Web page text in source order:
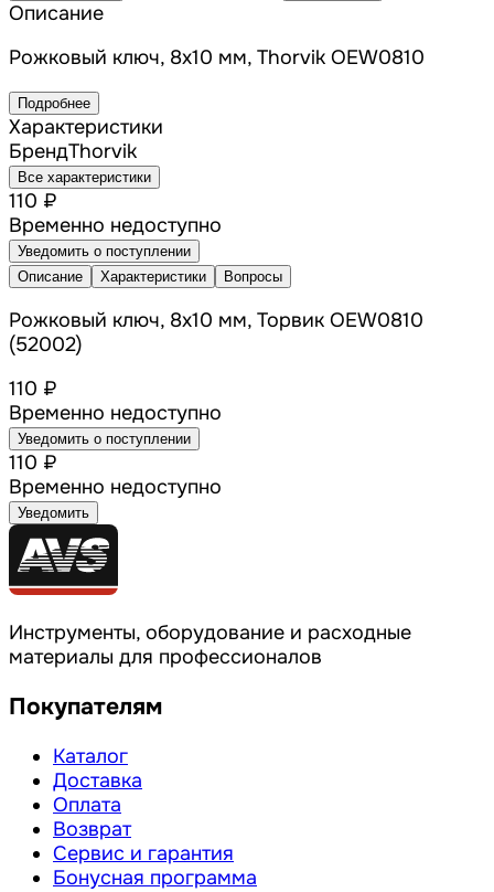
Описание
Рожковый ключ, 8x10 мм, Thorvik OEW0810
Подробнее
Характеристики
БрендThorvik
Все характеристики
110 ₽
Временно недоступно
Уведомить о поступлении
Описание
Характеристики Вопросы
Рожковый ключ, 8x10 мм, Торвик OEW0810
(52002)
110 ₽
Временно недоступно
Уведомить о поступлении
110 ₽
Временно недоступно
Уведомить
Инструменты, оборудование и расходные
материалы для профессионалов
Покупателям
Каталог
Доставка
Оплата
Возврат
Сервис и гарантия
Бонусная программа